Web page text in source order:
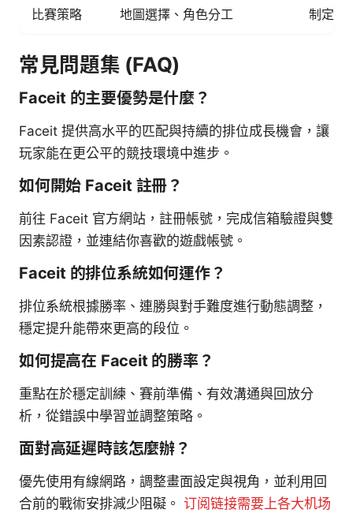
比賽策略 地圖選擇、角色分工 制定地
常見問題集 (FAQ)
Faceit 的主要優勢是什麼？
Faceit 提供高水平的匹配與持續的排位成長機會，讓
玩家能在更公平的競技環境中進步。
如何開始 Faceit 註冊？
前往 Faceit 官方網站，註冊帳號，完成信箱驗證與雙
因素認證，並連結你喜歡的遊戲帳號。
Faceit 的排位系統如何運作？
排位系統根據勝率、連勝與對手難度進行動態調整，
穩定提升能帶來更高的段位。
如何提高在 Faceit 的勝率？
重點在於穩定訓練、賽前準備、有效溝通與回放分
析，從錯誤中學習並調整策略。
面對高延遲時該怎麼辦？
優先使用有線網路，調整畫面設定與視角，並利用回
合前的戰術安排減少阻礙。 订阅链接需要上各大机场